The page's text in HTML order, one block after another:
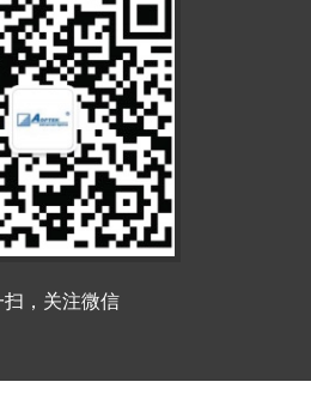
扫，关注微信